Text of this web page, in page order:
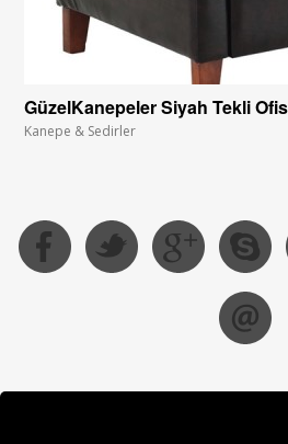
GüzelKanepeler Siyah Tekli
Kanepe & Sedirler